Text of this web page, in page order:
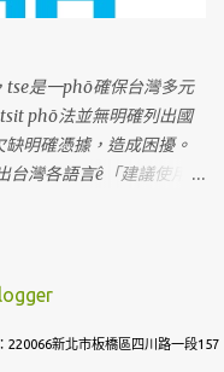
tse是一phō確保台灣多元
phō法並無明確列出國
明確憑據，造成困擾。
台灣各語言ê「建議使用名
語」正名做「台語」。 阮
政治勢力利用來壓制台
220066新北市板橋區四川路一段157